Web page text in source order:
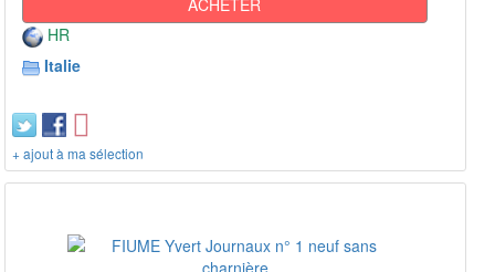
HR
Italie
+ ajout à ma sélection